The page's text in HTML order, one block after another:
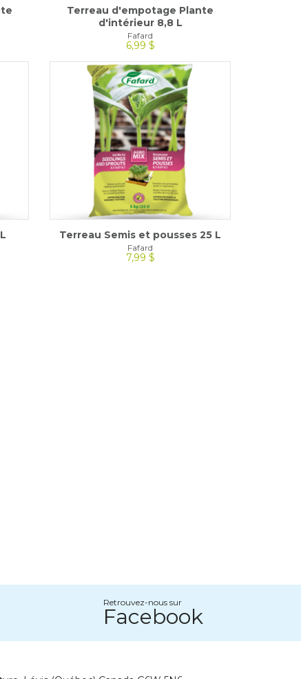
Terreau d'empotage Plante
d'intérieur 8,8 L
Fafard
6,99 $
Terreau Semis et pousses 25 L
Fafard
7,99 $
Retrouvez-nous sur
Facebook